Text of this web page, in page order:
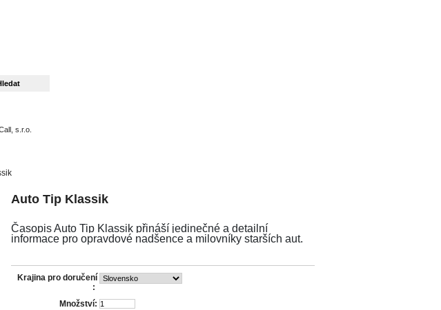
s.r.o.
Auto Tip Klassik
Časopis Auto Tip Klassik přináší jedinečné a detailní
informace pro opravdové nadšence a milovníky starších aut.
Krajina pro doručení
:
Množství: